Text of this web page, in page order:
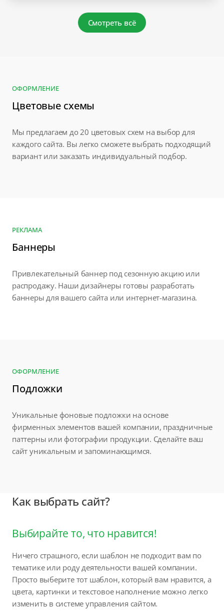
Смотреть всё
ОФОРМЛЕНИЕ
Цветовые схемы
Мы предлагаем до 20 цветовых схем на выбор для
каждого сайта. Вы легко сможете выбрать подходящий
вариант или заказать индивидуальный подбор.
РЕКЛАМА
Баннеры
Привлекательный баннер под сезонную акцию или
распродажу. Наши дизайнеры готовы разработать
баннеры для вашего сайта или интернет-магазина.
ОФОРМЛЕНИЕ
Подложки
Уникальные фоновые подложки на основе
фирменных элементов вашей компании, праздничные
паттерны или фотографии продукции. Сделайте ваш
сайт уникальным и запоминающимся.
Как выбрать сайт?
Выбирайте то, что нравится!
Ничего страшного, если шаблон не подходит вам по
тематике или роду деятельности вашей компании.
Просто выберите тот шаблон, который вам нравится, а
цвета, картинки и текстовое наполнение можно легко
изменить в системе управления сайтом.